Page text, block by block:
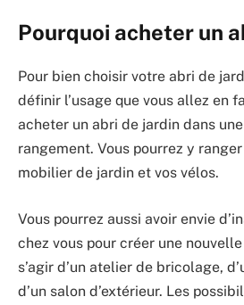
Pourquoi acheter un
Pour bien choisir votre abri de
définir l’usage que vous allez en
acheter un abri de jardin dans
rangement. Vous pourrez y
mobilier de jardin et vos vélos.
Vous pourrez aussi avoir envie
chez vous pour créer une
s’agir d’un atelier de bricolage,
d’un salon d’extérieur. Les